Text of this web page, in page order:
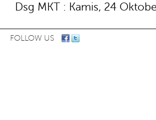
Dsg MKT : Kamis, 24
FOLLOW US